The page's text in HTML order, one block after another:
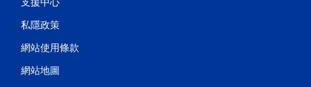
私隱政策
網站使用條款
網站地圖